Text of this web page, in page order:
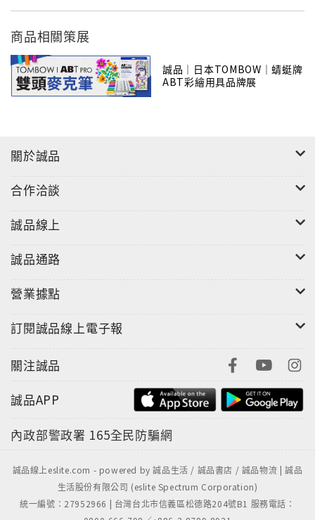
商品相關策展
誠品｜日本TOMBOW｜蜻蜓牌
ABT彩繪用具品牌展
關於誠品
合作洽談
誠品線上
誠品通路
營業據點
訂閱誠品線上電子報
關注誠品
誠品APP
內政部警政署 165全民防騙網
誠品線上eslite.com - powered by 誠品生活 / 誠品書店 / 誠品物流 | 誠品
生活股份有限公司 (eslite Spectrum Corporation)
統一編號：27952966 | 台灣台北市信義區松德路204號B1 服務電話：